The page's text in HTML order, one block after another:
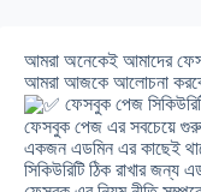
আমরা অনেকেই আমাদের
আমরা আজকে আলোচনা করবো
ফেসবুক পেজ
ফেসবুক পেজ এর সবচেয়ে
একজন এডমিন এর কাছেই
সিকিউরিটি ঠিক রাখার